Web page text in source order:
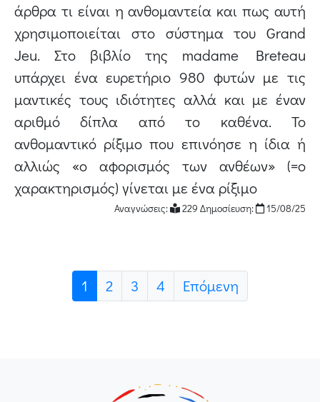
άρθρα τι είναι η ανθομαντεία και πως αυτή
χρησιμοποιείται στο σύστημα του Grand
Jeu. Στο βιβλίο της madame Breteau
υπάρχει ένα ευρετήριο 980 φυτών με τις
μαντικές τους ιδιότητες αλλά και με έναν
αριθμό δίπλα από το καθένα. Το
ανθομαντικό ρίξιμο που επινόησε η ίδια ή
αλλιώς «ο αφορισμός των ανθέων» (=ο
χαρακτηρισμός) γίνεται με ένα ρίξιμο
Αναγνώσεις: 229 Δημοσίευση: 15/08/25
1 (current)
2 3 4 Επόμενη